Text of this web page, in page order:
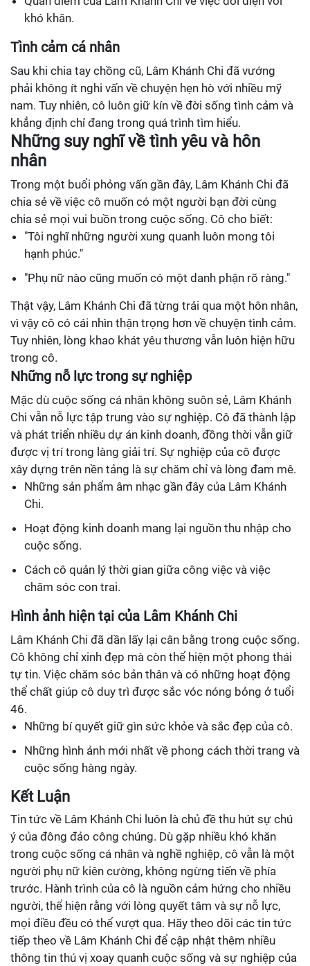
khó khăn.
Tình cảm cá nhân
Sau khi chia tay chồng cũ, Lâm Khánh Chi đã vướng
phải không ít nghi vấn về chuyện hẹn hò với nhiều mỹ
nam. Tuy nhiên, cô luôn giữ kín về đời sống tình cảm và
khẳng định chỉ đang trong quá trình tìm hiểu.
Những suy nghĩ về tình yêu và hôn
nhân
Trong một buổi phỏng vấn gần đây, Lâm Khánh Chi đã
chia sẻ về việc cô muốn có một người bạn đời cùng
chia sẻ mọi vui buồn trong cuộc sống. Cô cho biết:
"Tôi nghĩ những người xung quanh luôn mong tôi
hạnh phúc."
"Phụ nữ nào cũng muốn có một danh phận rõ ràng."
Thật vậy, Lâm Khánh Chi đã từng trải qua một hôn nhân,
vì vậy cô có cái nhìn thận trọng hơn về chuyện tình cảm.
Tuy nhiên, lòng khao khát yêu thương vẫn luôn hiện hữu
trong cô.
Những nỗ lực trong sự nghiệp
Mặc dù cuộc sống cá nhân không suôn sẻ, Lâm Khánh
Chi vẫn nỗ lực tập trung vào sự nghiệp. Cô đã thành lập
và phát triển nhiều dự án kinh doanh, đồng thời vẫn giữ
được vị trí trong làng giải trí. Sự nghiệp của cô được
xây dựng trên nền tảng là sự chăm chỉ và lòng đam mê.
Những sản phẩm âm nhạc gần đây của Lâm Khánh
Chi.
Hoạt động kinh doanh mang lại nguồn thu nhập cho
cuộc sống.
Cách cô quản lý thời gian giữa công việc và việc
chăm sóc con trai.
Hình ảnh hiện tại của Lâm Khánh Chi
Lâm Khánh Chi đã dần lấy lại cân bằng trong cuộc sống.
Cô không chỉ xinh đẹp mà còn thể hiện một phong thái
tự tin. Việc chăm sóc bản thân và có những hoạt động
thể chất giúp cô duy trì được sắc vóc nóng bỏng ở tuổi
46.
Những bí quyết giữ gìn sức khỏe và sắc đẹp của cô.
Những hình ảnh mới nhất về phong cách thời trang và
cuộc sống hàng ngày.
Kết Luận
Tin tức về Lâm Khánh Chi luôn là chủ đề thu hút sự chú
ý của đông đảo công chúng. Dù gặp nhiều khó khăn
trong cuộc sống cá nhân và nghề nghiệp, cô vẫn là một
người phụ nữ kiên cường, không ngừng tiến về phía
trước. Hành trình của cô là nguồn cảm hứng cho nhiều
người, thể hiện rằng với lòng quyết tâm và sự nỗ lực,
mọi điều đều có thể vượt qua. Hãy theo dõi các tin tức
tiếp theo về Lâm Khánh Chi để cập nhật thêm nhiều
thông tin thú vị xoay quanh cuộc sống và sự nghiệp của